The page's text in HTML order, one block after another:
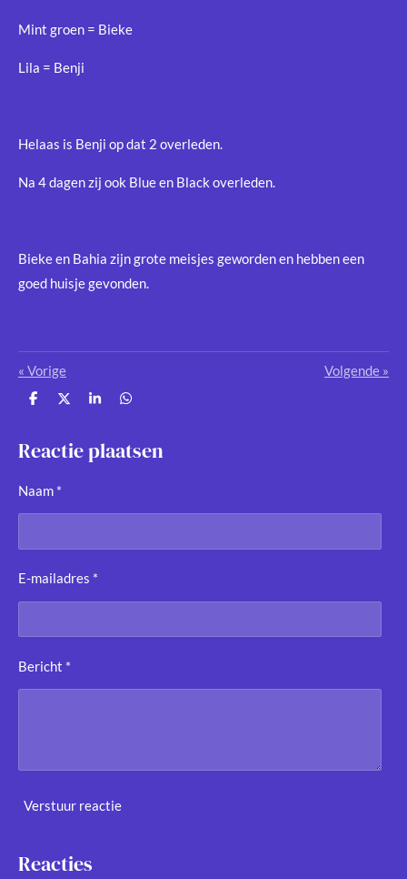
Mint groen = Bieke
Lila = Benji
Helaas is Benji op dat 2 overleden.
Na 4 dagen zij ook Blue en Black overleden.
Bieke en Bahia zijn grote meisjes geworden en hebben een
goed huisje gevonden.
« Vorige Volgende »
D
e
n
D
l
S
r
e
D
e
n
Reactie plaatsen
Naam *
E-mailadres *
Bericht *
Verstuur reactie
Reacties